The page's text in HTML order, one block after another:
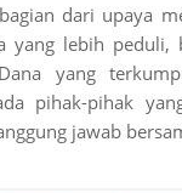
dari upaya
yang lebih peduli,
yang
pihak-pihak
jawab